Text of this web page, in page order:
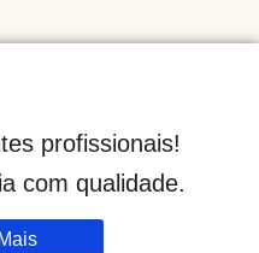
profissionais!
com qualidade.